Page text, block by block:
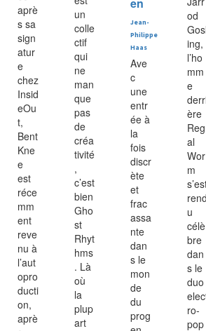
aprè
s sa
sign
atur
e
chez
Insid
eOu
t,
Bent
Kne
e
est
réce
mm
ent
reve
nu à
l’aut
opro
ducti
on,
aprè
un
colle
ctif
qui
ne
man
que
pas
de
créa
tivité
,
c’est
bien
Gho
st
Rhyt
hms
. Là
où
la
plup
art
Jean-
Philippe
Haas
Ave
c
une
entr
ée à
la
fois
discr
ète
et
frac
assa
nte
dan
s le
mon
de
du
prog
od
Gosl
ing,
l’ho
mm
e
ère
Reg
al
Wor
m
rend
u
célè
bre
dan
s le
duo
ro-
pop